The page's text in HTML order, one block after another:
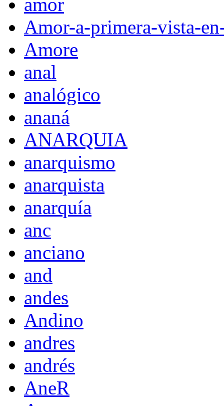
amor
Amor-a-primera-vista-
Amore
anal
analógico
ananá
ANARQUIA
anarquismo
anarquista
anarquía
anc
anciano
and
andes
Andino
andres
andrés
AneR